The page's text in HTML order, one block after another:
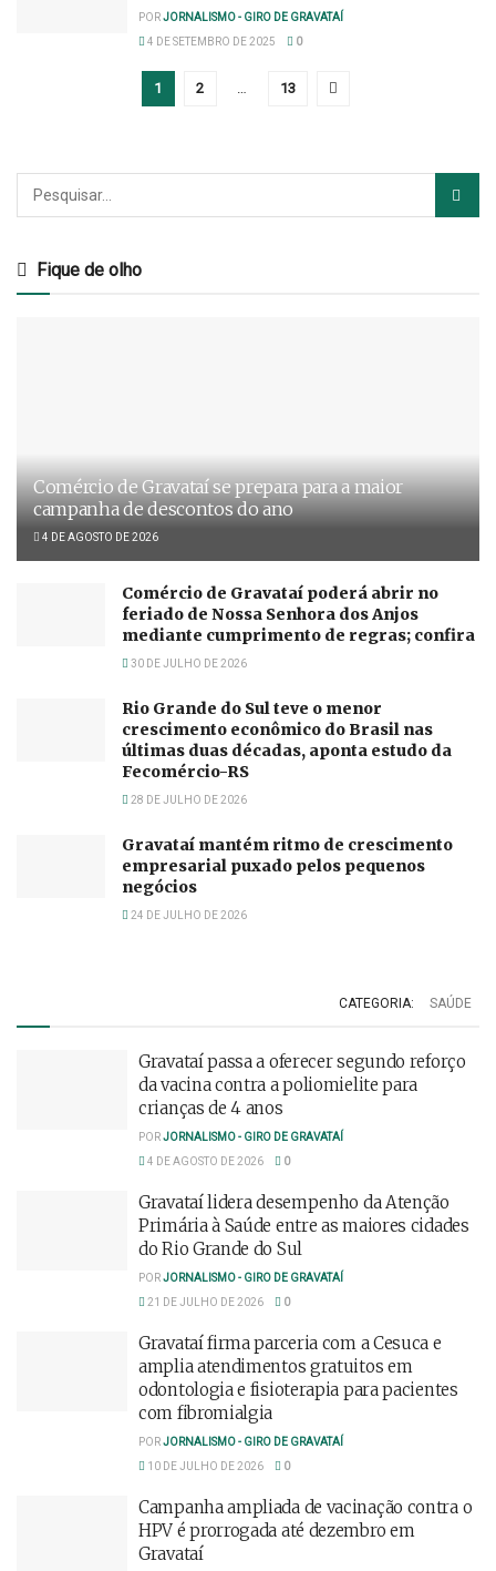
PORJORNALISMO - GIRO DE GRAVATAÍ
4 DE SETEMBRO DE 2025
0
1 2 … 13
Fique de olho
Comércio de Gravataí se prepara para a maior
campanha de descontos do ano
4 DE AGOSTO DE 2026
Comércio de Gravataí poderá abrir no
feriado de Nossa Senhora dos Anjos
mediante cumprimento de regras; confira
30 DE JULHO DE 2026
Rio Grande do Sul teve o menor
crescimento econômico do Brasil nas
últimas duas décadas, aponta estudo da
Fecomércio-RS
28 DE JULHO DE 2026
Gravataí mantém ritmo de crescimento
empresarial puxado pelos pequenos
negócios
24 DE JULHO DE 2026
CATEGORIA: SAÚDE
Gravataí passa a oferecer segundo reforço
da vacina contra a poliomielite para
crianças de 4 anos
PORJORNALISMO - GIRO DE GRAVATAÍ
4 DE AGOSTO DE 2026
0
Gravataí lidera desempenho da Atenção
Primária à Saúde entre as maiores cidades
do Rio Grande do Sul
PORJORNALISMO - GIRO DE GRAVATAÍ
21 DE JULHO DE 2026
0
Gravataí firma parceria com a Cesuca e
amplia atendimentos gratuitos em
odontologia e fisioterapia para pacientes
com fibromialgia
PORJORNALISMO - GIRO DE GRAVATAÍ
10 DE JULHO DE 2026
0
Campanha ampliada de vacinação contra o
HPV é prorrogada até dezembro em
Gravataí